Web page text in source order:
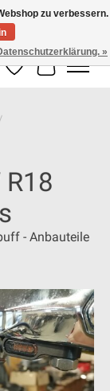
Wunschzettel
Ihr
/
- Anbauteile
zu verbessern.
»